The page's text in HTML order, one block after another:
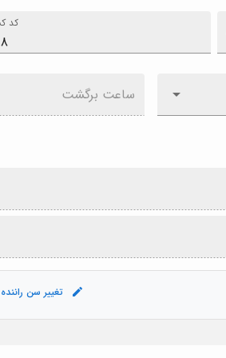
کد
ساعت برگشت
تغییر سن راننده